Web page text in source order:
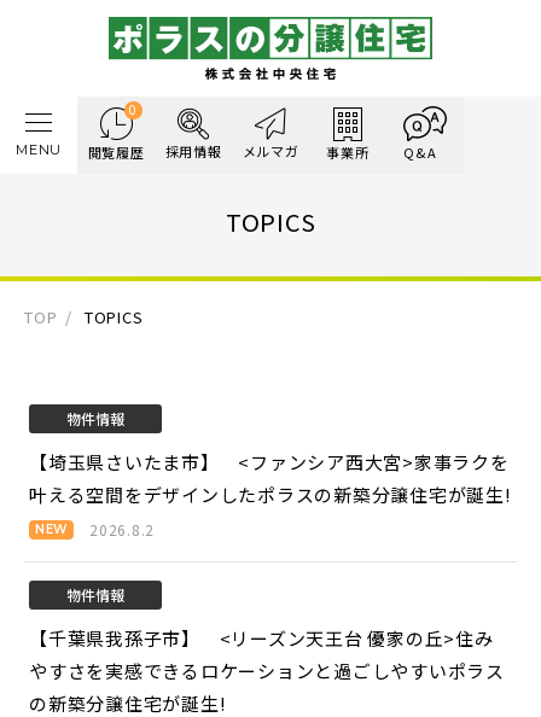
0
閲覧履歴 採用情報 メルマガ 事業所 Q&A
MENU
TOPICS
TOP TOPICS
物件情報
【埼玉県さいたま市】 <ファンシア西大宮>家事ラクを
叶える空間をデザインしたポラスの新築分譲住宅が誕生!
2026.8.2
物件情報
【千葉県我孫子市】 <リーズン天王台 優家の丘>住み
やすさを実感できるロケーションと過ごしやすいポラス
の新築分譲住宅が誕生!